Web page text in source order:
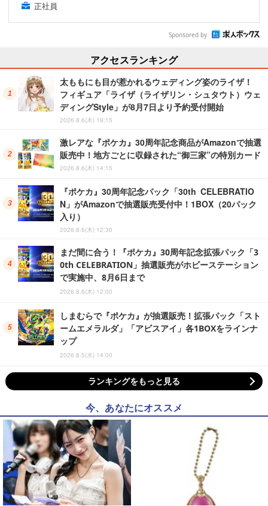
正社員
Sponsored by
アクセスランキング
太ももにも目が惹かれるウェディング姿のライザ！
フィギュア「ライザ（ライザリン・シュタウト）ウェ
ディングStyle」が8月7日より予約受付開始
2026.8.6(木) 19:15
激レアな『ポケカ』30周年記念商品がAmazonで抽選
販売中！地方ごとに収録された“御三家”の特別カード
2026.8.6(木) 14:15
『ポケカ』30周年記念パック「30th CELEBRATIO
N」がAmazonで抽選販売受付中！1BOX（20パック
入り）
2026.8.6(木) 12:30
まだ間に合う！『ポケカ』30周年記念拡張パック「3
0th CELEBRATION」抽選販売がホビーステーション
で実施中、8月6日まで
2026.8.6(木) 12:00
しまむらで『ポケカ』が抽選販売！拡張パック「スト
ームエメラルダ」「アビスアイ」各1BOXをラインナ
ップ
2026.8.5(水) 14:00
ランキングをもっと見る
今、あなたにオススメ